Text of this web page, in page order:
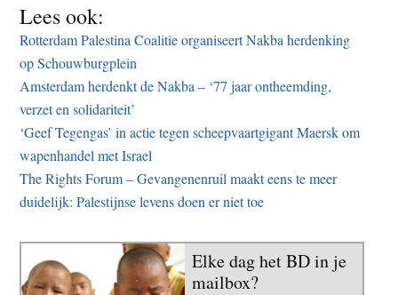
Lees ook:
Rotterdam Palestina Coalitie organiseert Nakba herdenking
op Schouwburgplein
Amsterdam herdenkt de Nakba – ‘77 jaar ontheemding,
verzet en solidariteit’
‘Geef Tegengas’ in actie tegen scheepvaartgigant Maersk om
wapenhandel met Israel
The Rights Forum – Gevangenenruil maakt eens te meer
duidelijk: Palestijnse levens doen er niet toe
Elke dag het BD in je
mailbox?